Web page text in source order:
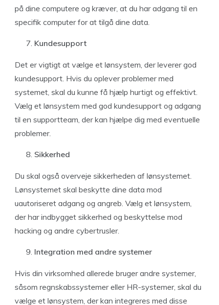
på dine computere og kræver, at du har adgang til en
specifik computer for at tilgå dine data.
Kundesupport
Det er vigtigt at vælge et lønsystem, der leverer god
kundesupport. Hvis du oplever problemer med
systemet, skal du kunne få hjælp hurtigt og effektivt.
Vælg et lønsystem med god kundesupport og adgang
til en supportteam, der kan hjælpe dig med eventuelle
problemer.
Sikkerhed
Du skal også overveje sikkerheden af lønsystemet.
Lønsystemet skal beskytte dine data mod
uautoriseret adgang og angreb. Vælg et lønsystem,
der har indbygget sikkerhed og beskyttelse mod
hacking og andre cybertrusler.
Integration med andre systemer
Hvis din virksomhed allerede bruger andre systemer,
såsom regnskabssystemer eller HR-systemer, skal du
vælge et lønsystem, der kan integreres med disse